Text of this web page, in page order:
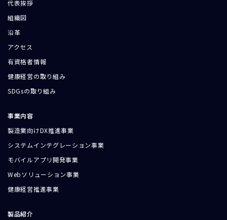
代表挨拶
組織図
沿革
アクセス
有資格者情報
健康経営の取り組み
SDGsの取り組み
事業内容
製造業向けDX推進事業
システムインテグレーション事業
モバイルアプリ開発事業
Webソリューション事業
健康経営推進事業
製品紹介